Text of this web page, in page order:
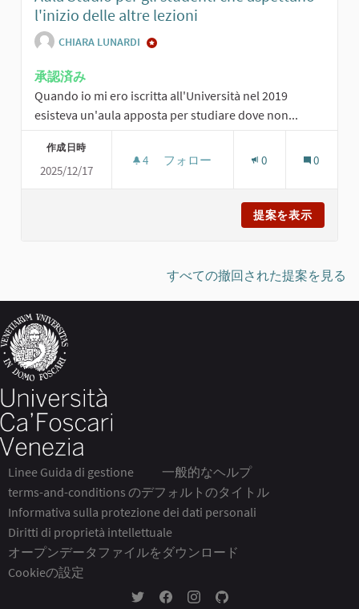
l'inizio delle altre lezioni
CHIARA LUNARDI
承認済み
Quando io mi ero iscritta all'Università nel 2019
esisteva un'aula apposta per studiare dove non...
作成日時
2025/12/17
4 4 人のフォロワー
フォロー 0 0
提案を表示
すべての撤回された提案を見る
Linee Guida di gestione
一般的なヘルプ
terms-and-conditions のデフォルトのタイトル
Informativa sulla protezione dei dati personali
Diritti di proprietà intellettuale
オープンデータファイルをダウンロード
Cookieの設定
Twitter の Partecipa Ca' Foscari
Facebook の Partecipa Ca' Foscari
Instagramの Partecipa Ca'
GitHub の Partecipa Ca'